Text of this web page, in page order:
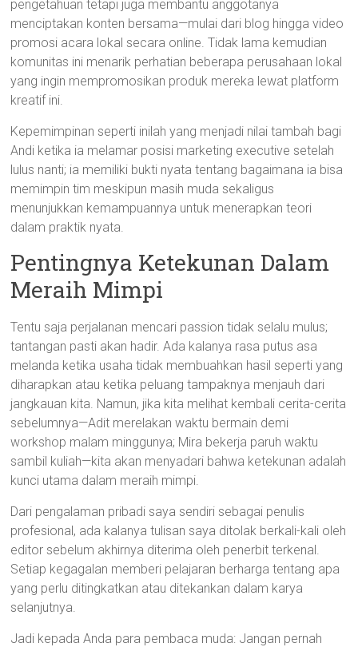
pengetahuan tetapi juga membantu anggotanya
menciptakan konten bersama—mulai dari blog hingga video
promosi acara lokal secara online. Tidak lama kemudian
komunitas ini menarik perhatian beberapa perusahaan lokal
yang ingin mempromosikan produk mereka lewat platform
kreatif ini.
Kepemimpinan seperti inilah yang menjadi nilai tambah bagi
Andi ketika ia melamar posisi marketing executive setelah
lulus nanti; ia memiliki bukti nyata tentang bagaimana ia bisa
memimpin tim meskipun masih muda sekaligus
menunjukkan kemampuannya untuk menerapkan teori
dalam praktik nyata.
Pentingnya Ketekunan Dalam
Meraih Mimpi
Tentu saja perjalanan mencari passion tidak selalu mulus;
tantangan pasti akan hadir. Ada kalanya rasa putus asa
melanda ketika usaha tidak membuahkan hasil seperti yang
diharapkan atau ketika peluang tampaknya menjauh dari
jangkauan kita. Namun, jika kita melihat kembali cerita-cerita
sebelumnya—Adit merelakan waktu bermain demi
workshop malam minggunya; Mira bekerja paruh waktu
sambil kuliah—kita akan menyadari bahwa ketekunan adalah
kunci utama dalam meraih mimpi.
Dari pengalaman pribadi saya sendiri sebagai penulis
profesional, ada kalanya tulisan saya ditolak berkali-kali oleh
editor sebelum akhirnya diterima oleh penerbit terkenal.
Setiap kegagalan memberi pelajaran berharga tentang apa
yang perlu ditingkatkan atau ditekankan dalam karya
selanjutnya.
Jadi kepada Anda para pembaca muda: Jangan pernah